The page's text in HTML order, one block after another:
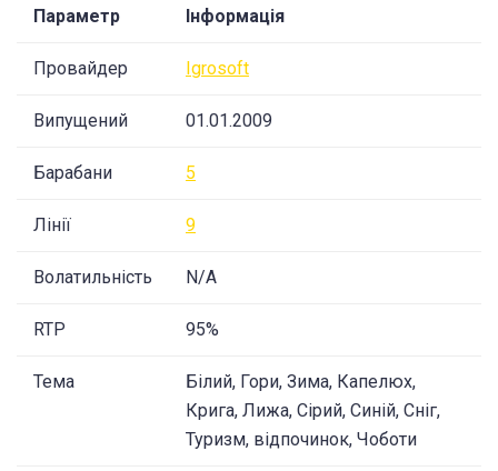
Параметр Інформація
Провайдер Igrosoft
Випущений 01.01.2009
Барабани 5
Лінії 9
Волатильність N/A
RTP 95%
Тема
Білий, Гори, Зима, Капелюх,
Крига, Лижа, Сірий, Синій, Сніг,
Туризм, відпочинок, Чоботи